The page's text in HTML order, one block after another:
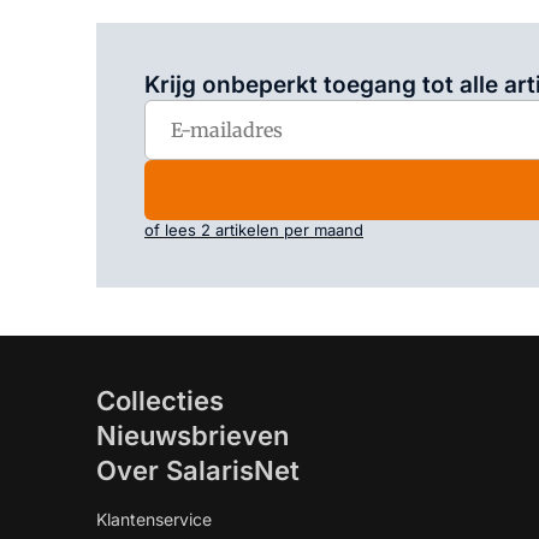
Krijg onbeperkt toegang tot alle
of lees 2 artikelen per maand
Collecties
Nieuwsbrieven
Over SalarisNet
Klantenservice